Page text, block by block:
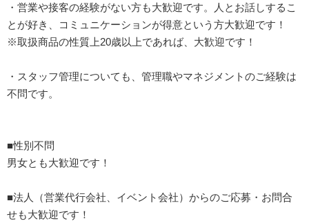
・営業や接客の経験がない方も大歓迎です。人とお話しするこ
とが好き、コミュニケーションが得意という方大歓迎です！
※取扱商品の性質上20歳以上であれば、大歓迎です！
・スタッフ管理についても、管理職やマネジメントのご経験は
不問です。
■性別不問
男女とも大歓迎です！
■法人（営業代行会社、イベント会社）からのご応募・お問合
せも大歓迎です！